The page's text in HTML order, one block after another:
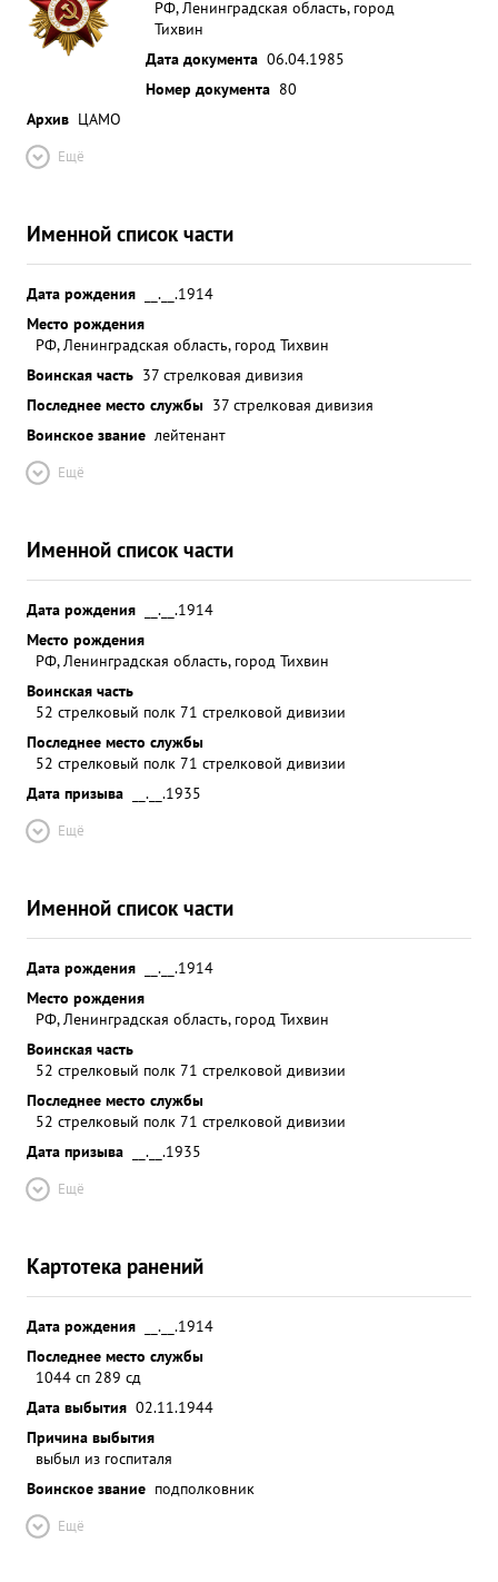
РФ, Ленинградская область, город
Тихвин
Дата документа 06.04.1985
Номер документа 80
Архив ЦАМО
Ещё
Именной список части
Дата рождения
__.__.1914
Место рождения
РФ, Ленинградская область, город Тихвин
Воинская часть 37 стрелковая дивизия
Последнее место службы 37 стрелковая дивизия
Воинское звание лейтенант
Ещё
Именной список части
Дата рождения
__.__.1914
Место рождения
РФ, Ленинградская область, город Тихвин
Воинская часть
52 стрелковый полк 71 стрелковой дивизии
Последнее место службы
52 стрелковый полк 71 стрелковой дивизии
Дата призыва
__.__.1935
Ещё
Именной список части
Дата рождения
__.__.1914
Место рождения
РФ, Ленинградская область, город Тихвин
Воинская часть
52 стрелковый полк 71 стрелковой дивизии
Последнее место службы
52 стрелковый полк 71 стрелковой дивизии
Дата призыва
__.__.1935
Ещё
Картотека ранений
Дата рождения
__.__.1914
Последнее место службы
1044 сп 289 сд
Дата выбытия 02.11.1944
Причина выбытия
выбыл из госпиталя
Воинское звание подполковник
Ещё